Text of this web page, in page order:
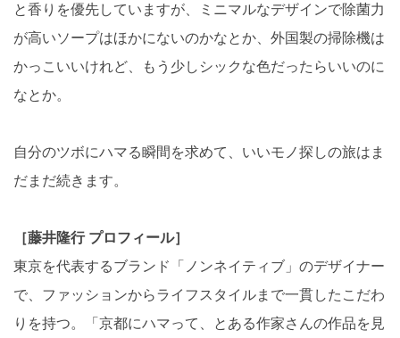
と香りを優先していますが、ミニマルなデザインで除菌力
が高いソープはほかにないのかなとか、外国製の掃除機は
かっこいいけれど、もう少しシックな色だったらいいのに
なとか。
自分のツボにハマる瞬間を求めて、いいモノ探しの旅はま
だまだ続きます。
［藤井隆行 プロフィール］
東京を代表するブランド「ノンネイティブ」のデザイナー
で、ファッションからライフスタイルまで一貫したこだわ
りを持つ。「京都にハマって、とある作家さんの作品を見